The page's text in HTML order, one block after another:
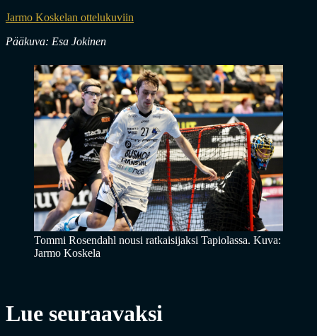
Jarmo Koskelan ottelukuviin
Pääkuva: Esa Jokinen
Tommi Rosendahl nousi ratkaisijaksi Tapiolassa. Kuva:
Jarmo Koskela
Lue seuraavaksi